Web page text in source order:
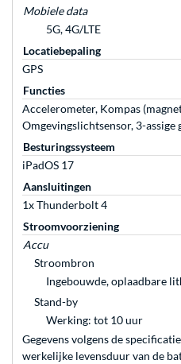
Mobiele data
5G, 4G/LTE
Locatiebepaling
GPS
Functies
Accelerometer, Kompas
Omgevingslichtsensor, 3-
Besturingssysteem
iPadOS 17
Aansluitingen
1x Thunderbolt 4
Stroomvoorziening
Accu
Stroombron
Ingebouwde, oplaadbare
Stand-by
Werking: tot 10 uur
Gegevens volgens de
werkelijke levensduur van de